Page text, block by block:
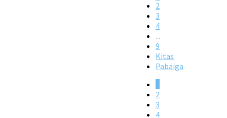
2
3
4
...
9
Kitas
Pabaiga
2
3
4